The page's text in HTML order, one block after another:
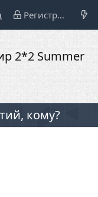
Регистрация
2*2 Summer
кому?